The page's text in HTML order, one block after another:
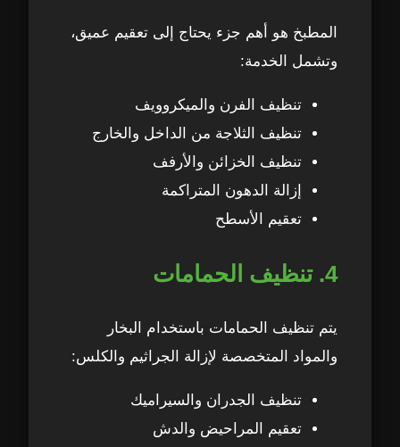
المطبخ هو أهم جزء يحتاج إلى تعقيم عميق،
وتشمل الخدمة:
تنظيف الفرن والميكروويف
تنظيف الثلاجة من الداخل والخارج
تنظيف الخزائن والأرفف
إزالة الدهون المتراكمة
تعقيم الأسطح
4. تنظيف الحمامات
يتم تنظيف الحمامات باستخدام البخار
والمواد المتخصصة لإزالة الجراثيم والكلس:
تنظيف الجدران والسيراميك
تعقيم المراحيض والدش